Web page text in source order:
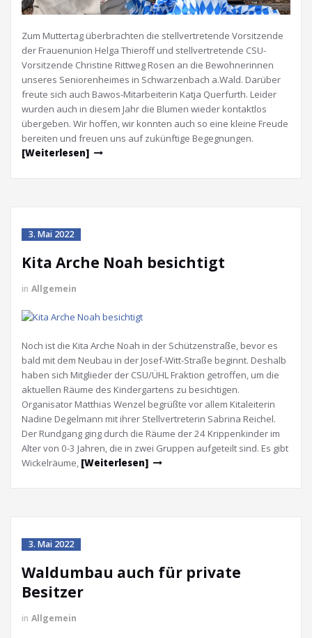
Zum Muttertag überbrachten die stellvertretende Vorsitzende
der Frauenunion Helga Thieroff und stellvertretende CSU-
Vorsitzende Christine Rittweg Rosen an die Bewohnerinnen
unseres Seniorenheimes in Schwarzenbach a.Wald. Darüber
freute sich auch Bawos-Mitarbeiterin Katja Querfurth. Leider
wurden auch in diesem Jahr die Blumen wieder kontaktlos
übergeben. Wir hoffen, wir konnten auch so eine kleine Freude
bereiten und freuen uns auf zukünftige Begegnungen.
[Weiterlesen]
3. Mai 2022
Kita Arche Noah besichtigt
in Allgemein
Noch ist die Kita Arche Noah in der Schützenstraße, bevor es
bald mit dem Neubau in der Josef-Witt-Straße beginnt. Deshalb
haben sich Mitglieder der CSU/ÜHL Fraktion getroffen, um die
aktuellen Räume des Kindergartens zu besichtigen.
Organisator Matthias Wenzel begrüßte vor allem Kitaleiterin
Nadine Degelmann mit ihrer Stellvertreterin Sabrina Reichel.
Der Rundgang ging durch die Räume der 24 Krippenkinder im
Alter von 0-3 Jahren, die in zwei Gruppen aufgeteilt sind. Es gibt
Wickelräume, [Weiterlesen]
3. Mai 2022
Waldumbau auch für private
Besitzer
in Allgemein